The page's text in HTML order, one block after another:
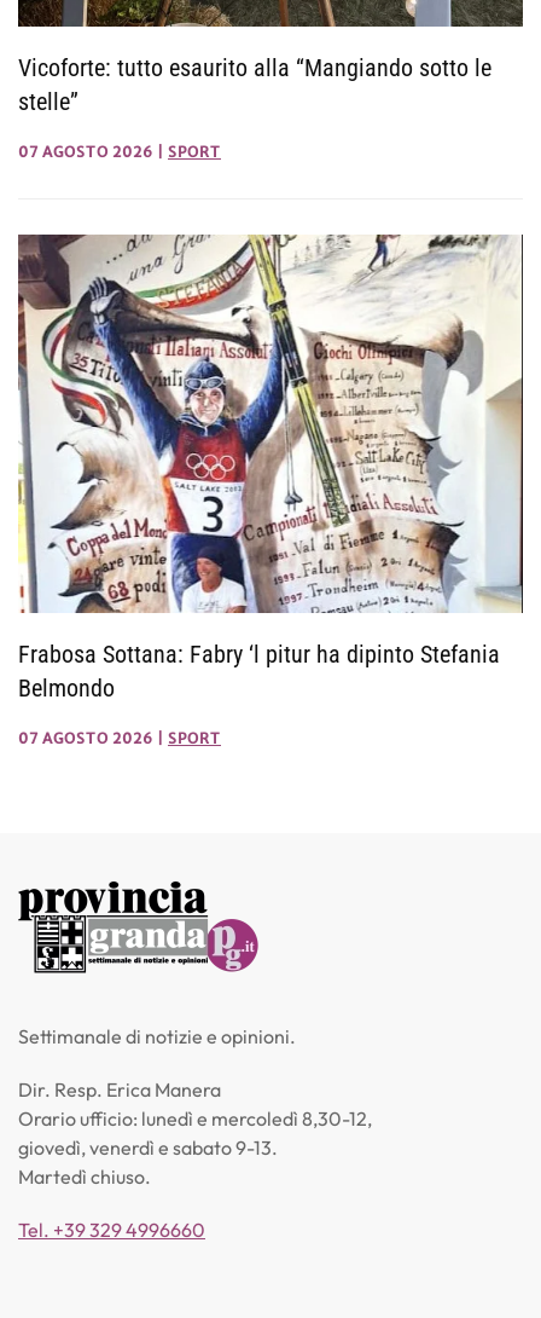
Vicoforte: tutto esaurito alla “Mangiando sotto le
stelle”
07 AGOSTO 2026 SPORT
Frabosa Sottana: Fabry ‘l pitur ha dipinto Stefania
Belmondo
07 AGOSTO 2026 SPORT
Settimanale di notizie e opinioni.
Dir. Resp. Erica Manera
Orario ufficio: lunedì e mercoledì 8,30-12,
giovedì, venerdì e sabato 9-13.
Martedì chiuso.
Tel. +39 329 4996660